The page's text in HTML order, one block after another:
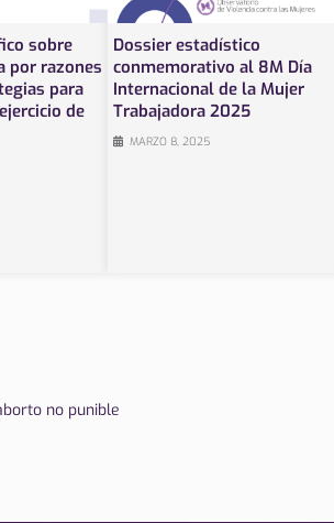
sobre
por razones
para
de
Dossier estadístico
conmemorativo al 8M Día
Internacional de la Mujer
Trabajadora 2025
MARZO 8, 2025
no punible